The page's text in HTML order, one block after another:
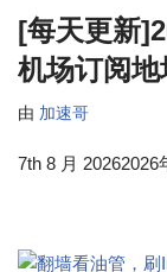
[每天更新
机场订阅地
由 加速哥
7th 8 月